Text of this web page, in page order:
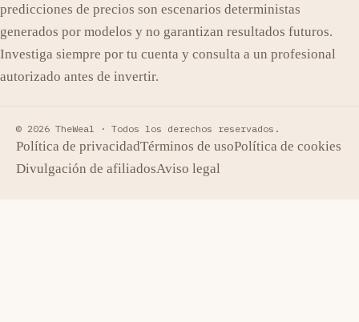
predicciones de precios son escenarios deterministas
generados por modelos y no garantizan resultados futuros.
Investiga siempre por tu cuenta y consulta a un profesional
autorizado antes de invertir.
© 2026 TheWeal · Todos los derechos reservados.
Política de privacidadTérminos de usoPolítica de cookies
Divulgación de afiliadosAviso legal